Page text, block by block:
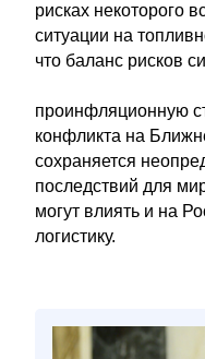
рисках некоторого
ситуации на
что баланс рисков
проинфляционную
конфликта на
сохраняется
последствий для
могут влиять и на
логистику.